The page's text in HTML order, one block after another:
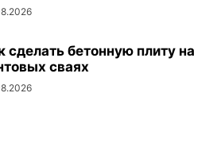
сделать бетонную плиту на
сваях